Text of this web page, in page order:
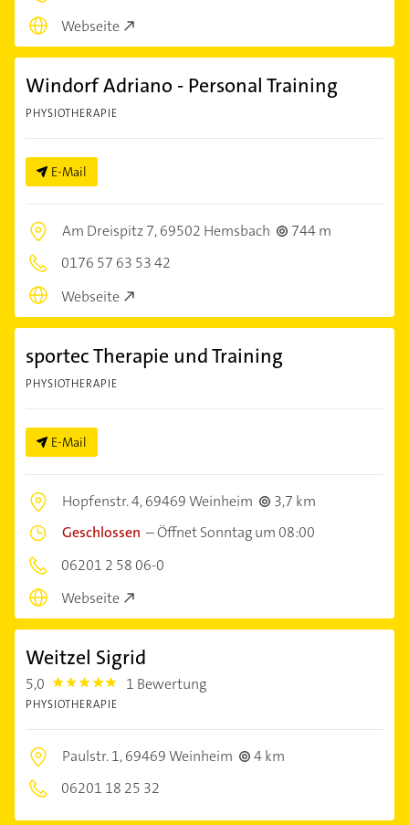
Webseite
Windorf Adriano - Personal Training
PHYSIOTHERAPIE
E-Mail
Am Dreispitz 7,69502 Hemsbach
744 m
0176 57 63 53 42
Webseite
sportec Therapie und Training
PHYSIOTHERAPIE
E-Mail
Hopfenstr. 4,69469 Weinheim
3,7 km
Geschlossen –Öffnet Sonntag um 08:00
06201 2 58 06-0
Webseite
Weitzel Sigrid
5,0 5.0 1 Bewertung
PHYSIOTHERAPIE
Paulstr. 1,69469 Weinheim
4 km
06201 18 25 32